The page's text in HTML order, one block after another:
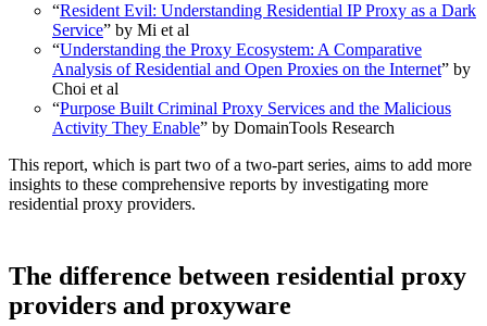
“Resident Evil: Understanding Residential IP Proxy as a Dark
Service” by Mi et al
“Understanding the Proxy Ecosystem: A Comparative
Analysis of Residential and Open Proxies on the Internet” by
Choi et al
“Purpose Built Criminal Proxy Services and the Malicious
Activity They Enable” by DomainTools Research
This report, which is part two of a two-part series, aims to add more
insights to these comprehensive reports by investigating more
residential proxy providers.
The difference between residential proxy
providers and proxyware